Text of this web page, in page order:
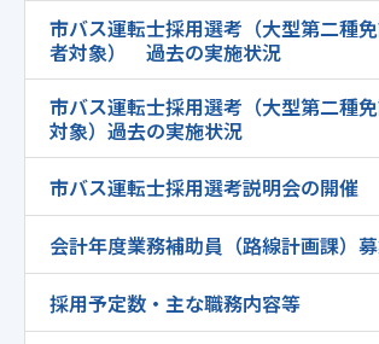
市バス運転士採用選考（大型第二種
者対象） 過去の実施状況
市バス運転士採用選考（大型第二種
対象）過去の実施状況
市バス運転士採用選考説明会の開催
会計年度業務補助員（路線計画課）
採用予定数・主な職務内容等